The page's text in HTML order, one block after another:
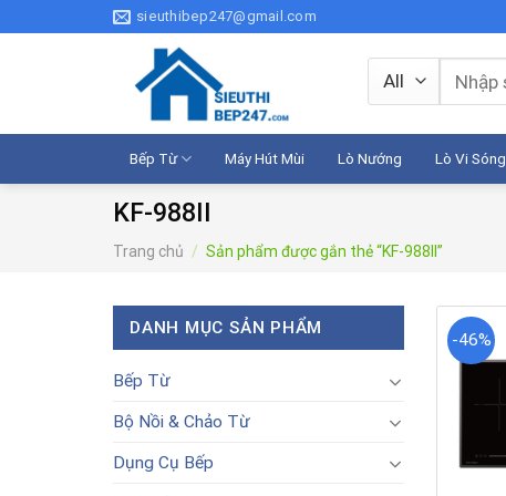
to
sieuthibep247@gmail.com
Tìm
kiếm:
Bếp Từ Máy Hút Mùi Lò Nướng Lò Vi Sóng
KF-988II
Trang chủ / Sản phẩm được gắn thẻ “KF-988II”
DANH MỤC SẢN PHẨM
Bếp Từ
Bộ Nồi & Chảo Từ
Dụng Cụ Bếp
-46%